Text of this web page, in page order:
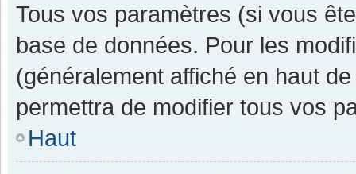
Tous vos paramètres (si vous
base de données. Pour les
(généralement affiché en haut
permettra de modifier tous vos
Haut